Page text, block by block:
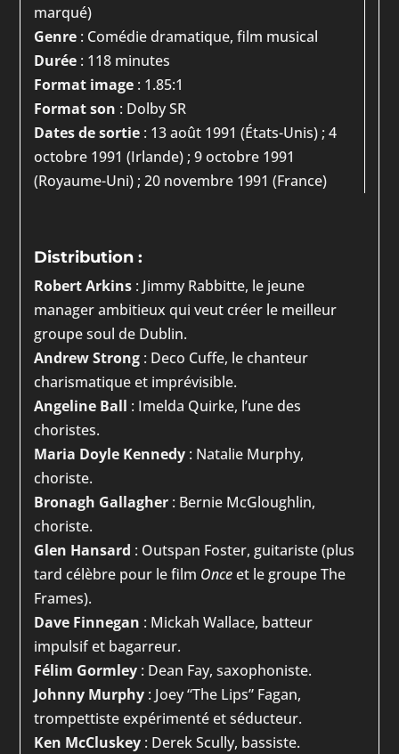
marqué)
Genre : Comédie dramatique, film musical
Durée : 118 minutes
Format image : 1.85:1
Format son : Dolby SR
Dates de sortie : 13 août 1991 (États-Unis) ; 4
octobre 1991 (Irlande) ; 9 octobre 1991
(Royaume-Uni) ; 20 novembre 1991 (France)
Distribution :
Robert Arkins : Jimmy Rabbitte, le jeune
manager ambitieux qui veut créer le meilleur
groupe soul de Dublin.
Andrew Strong : Deco Cuffe, le chanteur
charismatique et imprévisible.
Angeline Ball : Imelda Quirke, l’une des
choristes.
Maria Doyle Kennedy : Natalie Murphy,
choriste.
Bronagh Gallagher : Bernie McGloughlin,
choriste.
Glen Hansard : Outspan Foster, guitariste (plus
tard célèbre pour le film Onceet le groupe The
Frames).
Dave Finnegan : Mickah Wallace, batteur
impulsif et bagarreur.
Félim Gormley : Dean Fay, saxophoniste.
Johnny Murphy : Joey “The Lips” Fagan,
trompettiste expérimenté et séducteur.
Ken McCluskey : Derek Scully, bassiste.